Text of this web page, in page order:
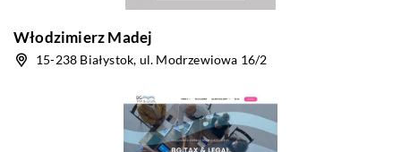
Włodzimierz Madej
15-238 Białystok, ul. Modrzewiowa 16/2